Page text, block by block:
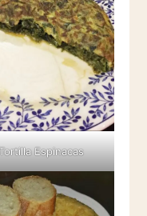
Tortilla Espinacas